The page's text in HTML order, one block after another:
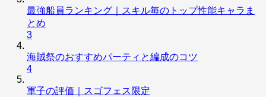
最強船員ランキング｜スキル毎のトップ性能キャラま
とめ
3
海賊祭のおすすめパーティと編成のコツ
4
軍子の評価｜スゴフェス限定